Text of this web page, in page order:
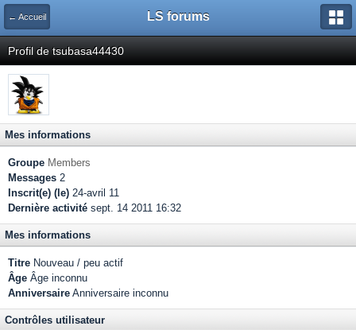
← Accueil LS forums
Profil de tsubasa44430
Mes informations
Groupe Members
Messages 2
Inscrit(e) (le) 24-avril 11
Dernière activité sept. 14 2011 16:32
Mes informations
Titre Nouveau / peu actif
Âge Âge inconnu
Anniversaire Anniversaire inconnu
Contrôles utilisateur